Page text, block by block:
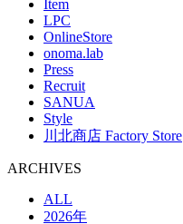
Item
LPC
OnlineStore
onoma.lab
Press
Recruit
SANUA
Style
川北商店 Factory Store
ARCHIVES
ALL
2026年